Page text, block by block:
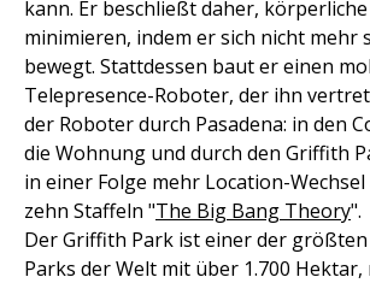
kann. Er beschließt daher,
minimieren, indem er sich nicht mehr
bewegt. Stattdessen baut er einen
Telepresence-Roboter, der ihn
der Roboter durch Pasadena: in den
die Wohnung und durch den Griffith
in einer Folge mehr Location-
zehn Staffeln "The Big Bang Theory".
Der Griffith Park ist einer der
Parks der Welt mit über 1.700